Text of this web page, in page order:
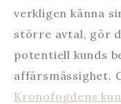
verkligen känna
större avtal, gör
potentiell kunds
affärsmässighet.
Kronofogdens